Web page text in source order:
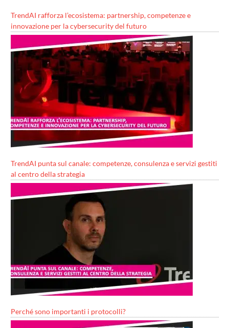
TrendAI rafforza l’ecosistema: partnership, competenze e
innovazione per la cybersecurity del futuro
TrendAI punta sul canale: competenze, consulenza e servizi gestiti
al centro della strategia
Perché sono importanti i protocolli?